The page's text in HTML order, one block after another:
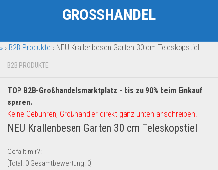
Fahrzeuge & Transport
Garten & Werkzeug
Geschäft, Büro & Schreibwaren
Geschenkartikel
Handy und Smartphone
Kosmetik & Pflege
Multimedia & Elektro
GROSSHANDEL
» › B2B Produkte › NEU Krallenbesen Garten 30 cm Teleskopstiel
B2B PRODUKTE
TOP B2B-Großhandelsmarktplatz - bis zu 90% beim Einkauf
sparen.
Keine Gebühren, Großhändler direkt ganz unten anschreiben.
NEU Krallenbesen Garten 30 cm Teleskopstiel
Gefällt mir?:
[Total: 0 Gesamtbewertung: 0